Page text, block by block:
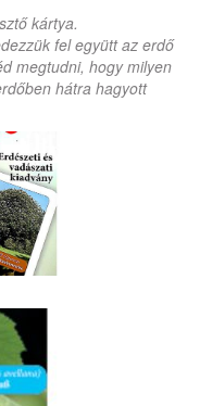
kártya.
fel együtt az erdő
megtudni, hogy milyen
hátra hagyott